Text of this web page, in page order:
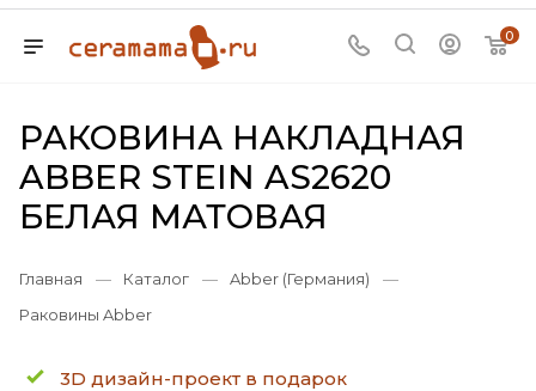
0
РАКОВИНА НАКЛАДНАЯ
ABBER STEIN AS2620
БЕЛАЯ МАТОВАЯ
Главная — Каталог — Abber (Германия)
—
Раковины Abber
3D дизайн-проект в подарок